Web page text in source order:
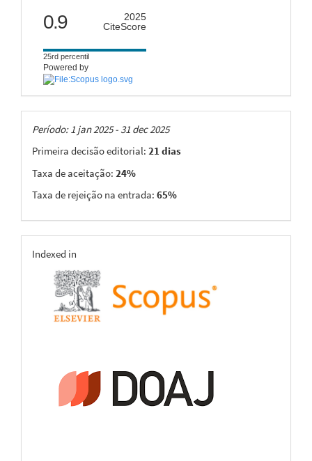
citescore
0.9
2025
CiteScore
25rd percentil
Powered by
Taxas
Período: 1 jan 2025 - 31 dec 2025
Primeira decisão editorial: 21 dias
Taxa de aceitação: 24%
Taxa de rejeição na entrada: 65%
indexing
Indexed in